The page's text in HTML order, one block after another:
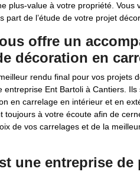
plus-value à votre propriété.
part de l’étude de votre projet
offre un
décoration en
rendu final pour vos projets
entreprise Ent Bartoli à Cantiers.
en carrelage en intérieur et en
toujours à votre écoute afin de
de vos carrelages et de la
une entreprise de